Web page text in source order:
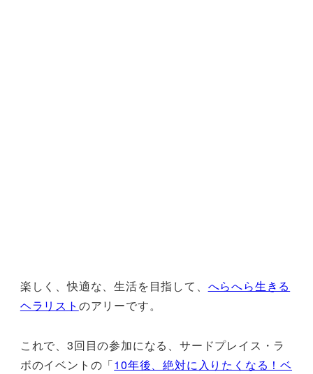
楽しく、快適な、生活を目指して、 へらへら生きる
ヘラリスト のアリーです。
これで、3回目の参加になる、サードプレイス・ラ
ボのイベントの「10年後、絶対に入りたくなる！ベ